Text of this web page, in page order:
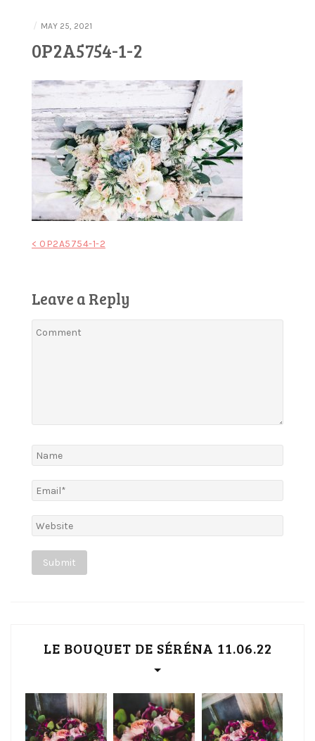
/ MAY 25, 2021
0P2A5754-1-2
Post< 0P2A5754-1-2
Leave a Reply
LE BOUQUET DE SÉRÉNA 11.06.22